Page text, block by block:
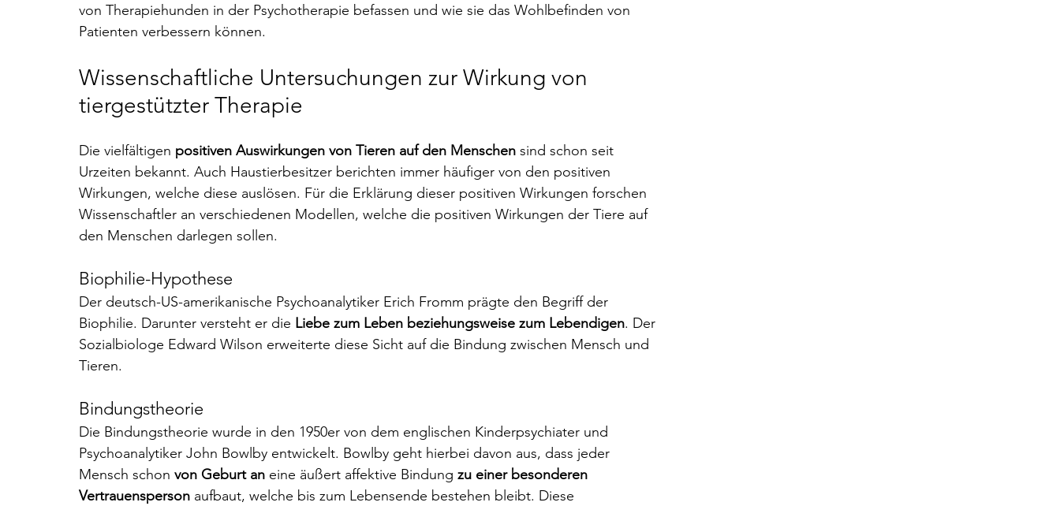
von Therapiehunden in der Psychotherapie befassen und wie sie das Wohlbefinden von
Patienten verbessern können.
Wissenschaftliche Untersuchungen zur Wirkung von
tiergestützter Therapie
Die vielfältigen positiven Auswirkungen von Tieren auf den Menschen sind schon seit
Urzeiten bekannt. Auch Haustierbesitzer berichten immer häufiger von den positiven
Wirkungen, welche diese auslösen. Für die Erklärung dieser positiven Wirkungen forschen
Wissenschaftler an verschiedenen Modellen, welche die positiven Wirkungen der Tiere auf
den Menschen darlegen sollen.
Biophilie-Hypothese
Der deutsch-US-amerikanische Psychoanalytiker Erich Fromm prägte den Begriff der
Biophilie. Darunter versteht er die Liebe zum Leben beziehungsweise zum Lebendigen. Der
Sozialbiologe Edward Wilson erweiterte diese Sicht auf die Bindung zwischen Mensch und
Tieren.
Bindungstheorie
Die Bindungstheorie wurde in den 1950er von dem englischen Kinderpsychiater und
Psychoanalytiker John Bowlby entwickelt. Bowlby geht hierbei davon aus, dass jeder
Mensch schon von Geburt an eine äußert affektive Bindung zu einer besonderen
Vertrauensperson aufbaut, welche bis zum Lebensende bestehen bleibt. Diese